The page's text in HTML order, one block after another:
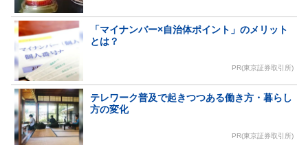
「マイナンバー×自治体ポイント」のメリット
とは？
PR(東京証券取引所)
テレワーク普及で起きつつある働き方・暮らし
方の変化
PR(東京証券取引所)